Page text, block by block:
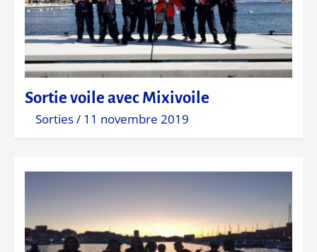
Sortie voile avec Mixivoile
Sorties/ 11 novembre 2019